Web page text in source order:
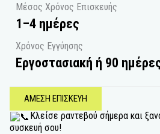
Μέσος Χρόνος Επισκευής
1–4 ημέρες
Χρόνος Εγγύησης
Εργοστασιακή ή 90
ΑΜΕΣΗ ΕΠΙΣΚΕΥΗ
Κλείσε ραντεβού σήμερα και
συσκευή σου!